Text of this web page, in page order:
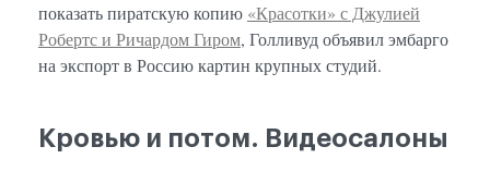
показать пиратскую копию «Красотки» с Джулией
Робертс и Ричардом Гиром, Голливуд объявил эмбарго
на экспорт в Россию картин крупных студий.
Кровью и потом. Видеосалоны